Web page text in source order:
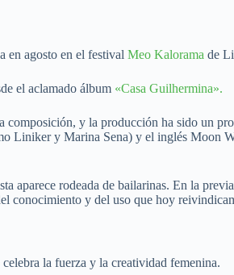
en agosto en el festival Meo Kalorama de
el aclamado álbum «Casa Guilhermina».
y la producción ha sido un
Liniker y Marina Sena) y el inglés
aparece rodeada de bailarinas. En la
y del uso que hoy
la fuerza y la creatividad femenina.